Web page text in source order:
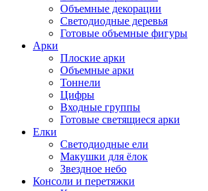
Объемные декорации
Светодиодные деревья
Готовые объемные фигуры
Арки
Плоские арки
Объемные арки
Тоннели
Цифры
Входные группы
Готовые светящиеся арки
Елки
Светодиодные ели
Макушки для ёлок
Звездное небо
Консоли и перетяжки